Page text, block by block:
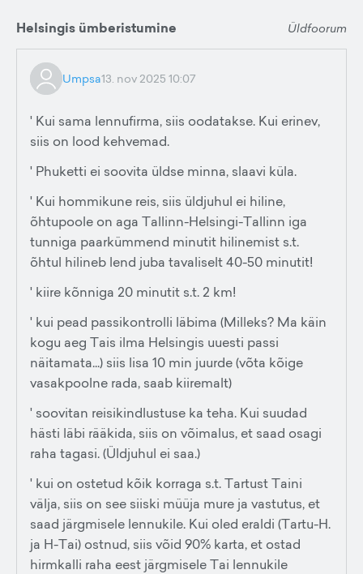
Helsingis ümberistumine Üldfoorum
Umpsa13. nov 2025 10:07
' Kui sama lennufirma, siis oodatakse. Kui erinev,
siis on lood kehvemad.
' Phuketti ei soovita üldse minna, slaavi küla.
' Kui hommikune reis, siis üldjuhul ei hiline,
õhtupoole on aga Tallinn-Helsingi-Tallinn iga
tunniga paarkümmend minutit hilinemist s.t.
õhtul hilineb lend juba tavaliselt 40-50 minutit!
' kiire kõnniga 20 minutit s.t. 2 km!
' kui pead passikontrolli läbima (Milleks? Ma käin
kogu aeg Tais ilma Helsingis uuesti passi
näitamata...) siis lisa 10 min juurde (võta kõige
vasakpoolne rada, saab kiiremalt)
' soovitan reisikindlustuse ka teha. Kui suudad
hästi läbi rääkida, siis on võimalus, et saad osagi
raha tagasi. (Üldjuhul ei saa.)
' kui on ostetud kõik korraga s.t. Tartust Taini
välja, siis on see siiski müüja mure ja vastutus, et
saad järgmisele lennukile. Kui oled eraldi (Tartu-H.
ja H-Tai) ostnud, siis võid 90% karta, et ostad
hirmkalli raha eest järgmisele Tai lennukile